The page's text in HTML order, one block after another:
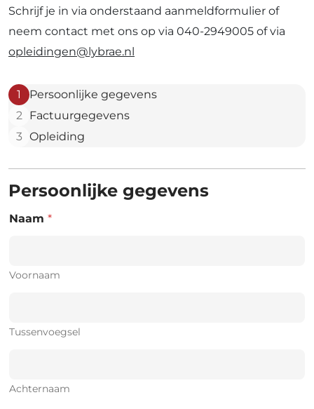
Schrijf je in via onderstaand aanmeldformulier of
neem contact met ons op via 040-2949005 of via
opleidingen@lybrae.nl
1
Persoonlijke gegevens
2
Factuurgegevens
3 Opleiding
Persoonlijke gegevens
Naam *
Voornaam
Tussenvoegsel
Achternaam